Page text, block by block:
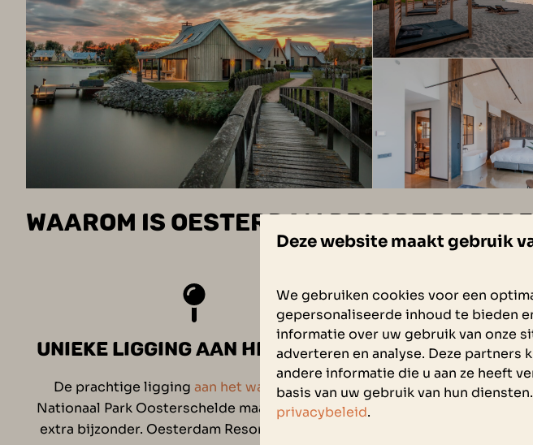
WAAROM IS OESTERDAM RESORT DE
UNIEKE LIGGING AAN HET WATER
De prachtige ligging aan het watervan het
Nationaal Park Oosterschelde maakt ons resort
extra bijzonder. Oesterdam Resort is een privé
DE LUXE
Deze website maakt gebruik
We gebruiken cookies voor een
gepersonaliseerde inhoud te bieden
informatie over uw gebruik van onze
adverteren en analyse. Deze partners
andere informatie die u aan ze heeft
basis van uw gebruik van hun
privacybeleid.